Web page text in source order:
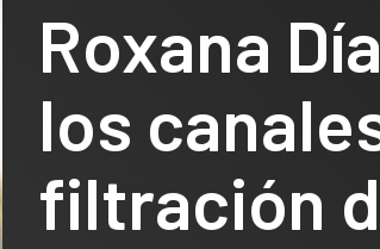
Roxana
los
filtración